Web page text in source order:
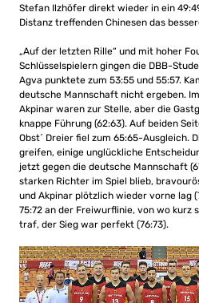
Stefan Ilzhöfer direkt wieder in ein
Distanz treffenden Chinesen das
„Auf der letzten Rille“ und mit hoher
Schlüsselspielern gingen die DBB-
Agva punktete zum 53:55 und 55:57.
deutsche Mannschaft nicht ergeben.
Akpinar waren zur Stelle, aber die
knappe Führung (62:63). Auf beiden
Obst´ Dreier fiel zum 65:65-Ausgleich.
greifen, einige unglückliche
jetzt gegen die deutsche Mannschaft
starken Richter im Spiel blieb,
und Akpinar plötzlich wieder vorne lag
75:72 an der Freiwurflinie, von wo kurz
traf, der Sieg war perfekt (76:73).